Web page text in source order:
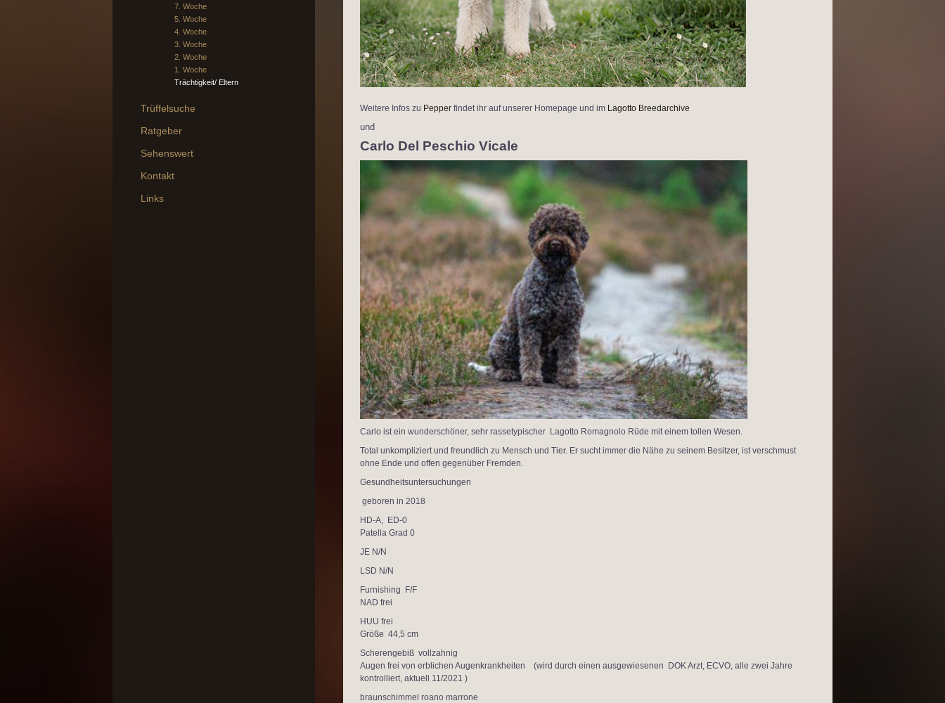
7. Woche
5. Woche
4. Woche
3. Woche
2. Woche
1. Woche
Trächtigkeit/ Eltern
Trüffelsuche
Ratgeber
Sehenswert
Kontakt
Links
Weitere Infos zu Pepper findet ihr auf unserer Homepage und im Lagotto Breedarchive
und
Carlo Del Peschio Vicale
Carlo ist ein wunderschöner, sehr rassetypischer Lagotto Romagnolo Rüde mit einem tollen Wesen.
Total unkompliziert und freundlich zu Mensch und Tier. Er sucht immer die Nähe zu seinem Besitzer, ist verschmust
ohne Ende und offen gegenüber Fremden.
Gesundheitsuntersuchungen
geboren in 2018
HD-A, ED-0
Patella Grad 0
JE N/N
LSD N/N
Furnishing F/F
NAD frei
HUU frei
Größe 44,5 cm
Scherengebiß vollzahnig
Augen frei von erblichen Augenkrankheiten
(wird durch einen ausgewiesenen DOK Arzt, ECVO, alle zwei Jahre
kontrolliert, aktuell 11/2021 )
braunschimmel roano marrone